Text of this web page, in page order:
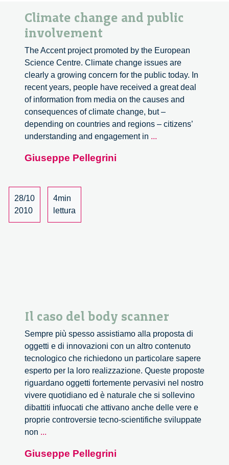
Climate change and public
involvement
The Accent project promoted by the European
Science Centre. Climate change issues are
clearly a growing concern for the public today. In
recent years, people have received a great deal
of information from media on the causes and
consequences of climate change, but –
depending on countries and regions – citizens’
understanding and engagement in ...
Giuseppe Pellegrini
28/10
2010
4min
lettura
Il caso del body scanner
Sempre più spesso assistiamo alla proposta di
oggetti e di innovazioni con un altro contenuto
tecnologico che richiedono un particolare sapere
esperto per la loro realizzazione. Queste proposte
riguardano oggetti fortemente pervasivi nel nostro
vivere quotidiano ed è naturale che si sollevino
dibattiti infuocati che attivano anche delle vere e
proprie controversie tecno-scientifiche sviluppate
non ...
del
Giuseppe Pellegrini